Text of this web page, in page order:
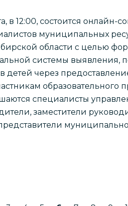
в 12:00, состоится
муниципальных
области с целью
системы выявления,
детей через
образовательного
специалисты
заместители